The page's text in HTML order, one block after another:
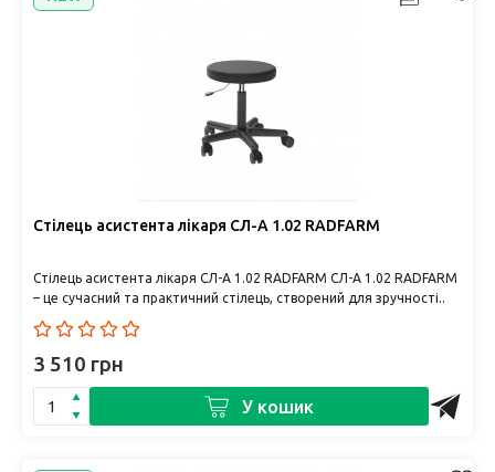
Стілець асистента лікаря СЛ-А 1.02 RADFARM
Стілець асистента лікаря СЛ-А 1.02 RADFARM СЛ-А 1.02 RADFARM
– це сучасний та практичний стілець, створений для зручності..
3 510 грн
У кошик